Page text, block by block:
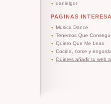
danielgor
PAGINAS
Musica Dance
Tenemos Que
Quiero Que Me Leas
Cocina, come y engorda
Quieres añadir tu web